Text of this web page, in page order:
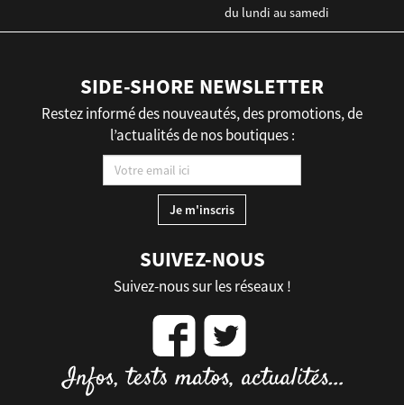
du lundi au samedi
SIDE-SHORE NEWSLETTER
Restez informé des nouveautés, des promotions, de
l’actualités de nos boutiques :
SUIVEZ-NOUS
Suivez-nous sur les réseaux !